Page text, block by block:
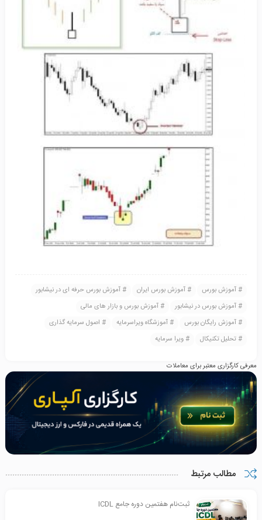
آموزش بورس آموزش بورس ایران
آموزش بورس حرفه ای در نیشابور
آموزش بورس در نیشابور
آموزش بورس و بازار های مالی
آموزش رایگان بورس
آموزشگاه ویراسرمایه
اصول سرمایه گذاری
تحلیل تکنیکال
ویرا سرمایه
معرفی کارگزاری معتبر برای معاملات
مطالب مرتبط
ثبت‌نام هفتمین دوره جامع ICDL